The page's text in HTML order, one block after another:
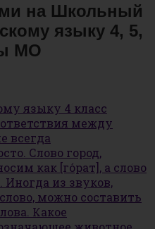
на Школьный
языку 4, 5,
МО
языку 4 класс
между
всегда
Слово город,
как [го́рат], а слово
Иногда из звуков,
можно составить
Какое